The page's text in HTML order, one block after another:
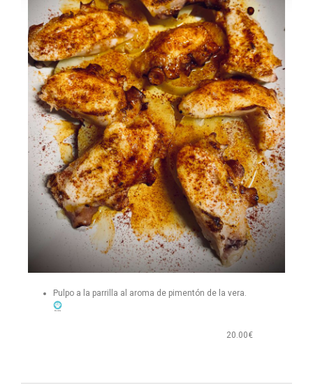
Pulpo a la parrilla al aroma de pimentón de la vera.
20.00€